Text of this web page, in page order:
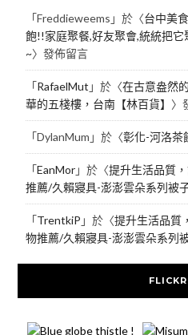
「Freddieweems 」於〈台中美
飽!!家庭聚餐,好友聚會,統統把
~〉發佈留言
「RafaelMut 」於〈在古意盎然
華的五棧樓，台南【林百貨】 〉
「DylanMum 」於〈彰化-河洛茶
「EanMor」於〈提升生活品質
推薦/久賴寢具-澎澎雲朵系列被
「TrentkiP 」於〈提升生活品質
物推薦/久賴寢具-澎澎雲朵系列
FLICKR